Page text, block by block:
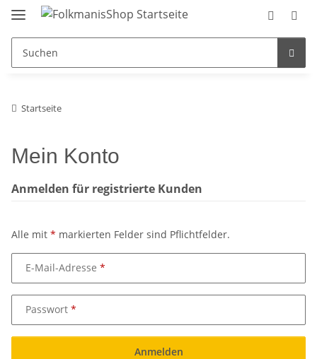
Startseite
Mein Konto
Anmelden für registrierte Kunden
Alle mit * markierten Felder sind Pflichtfelder.
E-Mail-Adresse
Passwort
Anmelden